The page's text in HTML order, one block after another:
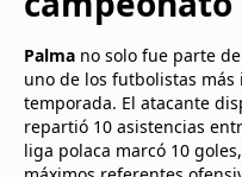
Palma no solo fue parte
uno de los futbolistas
temporada. El atacante
repartió 10 asistencias
liga polaca marcó 10